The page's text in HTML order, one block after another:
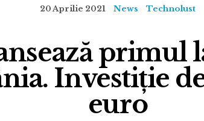
20 Aprilie 2021
News Technolust
primul
Investiție
euro